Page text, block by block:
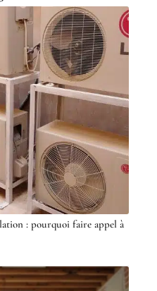
: pourquoi faire appel à